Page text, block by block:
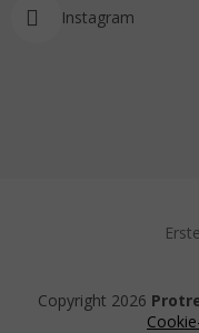
Instagram
Copyright 2026